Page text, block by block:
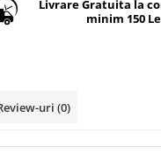
Livrare Gratuita la
minim 150
uri (0)